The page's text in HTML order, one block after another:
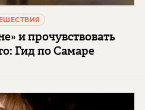
и прочувствовать
Гид по Самаре